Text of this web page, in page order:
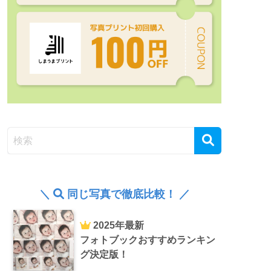
＼ 同じ写真で徹底比較！ ／
2025年最新
フォトブックおすすめランキン
グ決定版！